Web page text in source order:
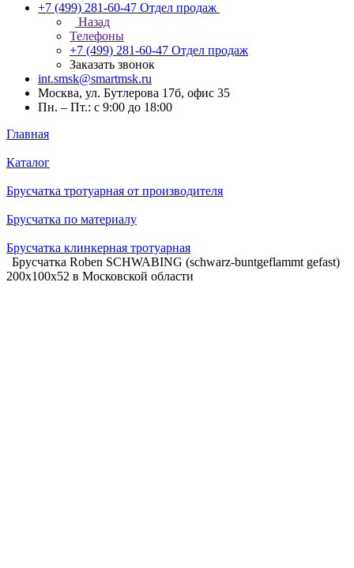
+7 (499) 281-60-47 Отдел продаж
Назад
Телефоны
+7 (499) 281-60-47 Отдел продаж
Заказать звонок
int.smsk@smartmsk.ru
Москва, ул. Бутлерова 17б, офис 35
Пн. – Пт.: с 9:00 до 18:00
Главная
Каталог
Брусчатка тротуарная от производителя
Брусчатка по материалу
Брусчатка клинкерная тротуарная
Брусчатка Roben SCHWABING (schwarz-buntgeflammt gefast)
200x100x52 в Московской области